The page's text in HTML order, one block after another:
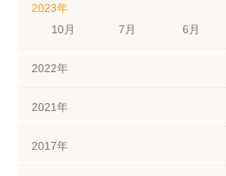
2023年
10月
7月 6月
2022年
2021年
2017年